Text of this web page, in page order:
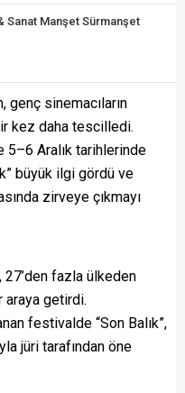
Sanat Manşet Sürmanşet
sinemacıların
kez daha tescilledi.
5–6 Aralık tarihlerinde
büyük ilgi gördü ve
zirveye çıkmayı
27’den fazla ülkeden
araya getirdi.
festivalde “Son Balık”,
jüri tarafından öne